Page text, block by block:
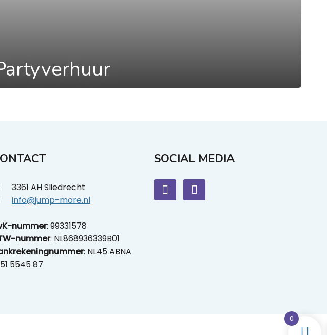
3361 AH Sliedrecht
info@jump-more.nl
nummer: 99331578
nummer: NL868936339B01
: NL45 ABNA
5545 87
SOCIAL MEDIA
0